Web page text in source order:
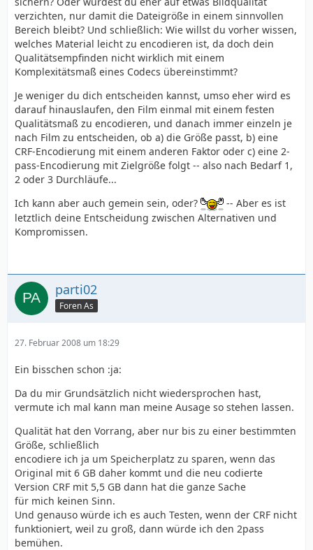
verzichten, nur damit die Dateigröße in einem sinnvollen
Bereich bleibt? Und schließlich: Wie willst du vorher wissen,
welches Material leicht zu encodieren ist, da doch dein
Qualitätsempfinden nicht wirklich mit einem
Komplexitätsmaß eines Codecs übereinstimmt?
Je weniger du dich entscheiden kannst, umso eher wird es
darauf hinauslaufen, den Film einmal mit einem festen
Qualitätsmaß zu encodieren, und danach immer einzeln je
nach Film zu entscheiden, ob a) die Größe passt, b) eine
CRF-Encodierung mit einem anderen Faktor oder c) eine 2-
pass-Encodierung mit Zielgröße folgt -- also nach Bedarf 1,
2 oder 3 Durchläufe...
Ich kann aber auch gemein sein, oder?
-- Aber es ist
letztlich deine Entscheidung zwischen Alternativen und
Kompromissen.
parti02
Foren As
27. Februar 2008 um 18:29
Ein bisschen schon :ja:
Da du mir Grundsätzlich nicht wiedersprochen hast,
vermute ich mal kann man meine Ausage so stehen lassen.
Qualität hat den Vorrang, aber nur bis zu einer bestimmten
Größe, schließlich
encodiere ich ja um Speicherplatz zu sparen, wenn das
Original mit 6 GB daher kommt und die neu codierte
Version CRF mit 5,5 GB dann hat die ganze Sache
für mich keinen Sinn.
Und genauso würde ich es auch Testen, wenn der CRF nicht
funktioniert, weil zu groß, dann würde ich den 2pass
bemühen.